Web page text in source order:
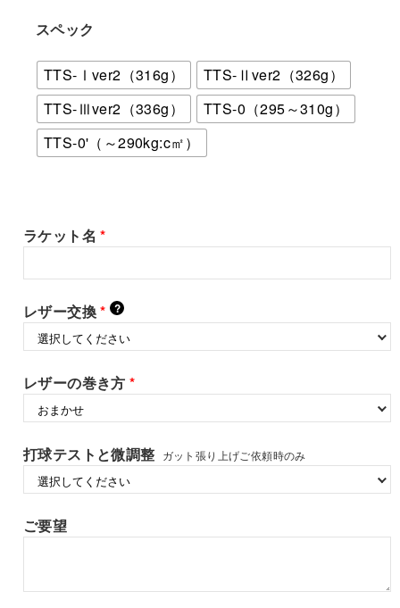
スペック
TTS-Ⅰver2（316g）
TTS-Ⅱver2（326g）
TTS-Ⅲver2（336g）
TTS-0（295～310g）
TTS-0'（～290kg:c㎡）
ラケット名 *
レザー交換* ?
レザーの巻き方 *
打球テストと微調整 ガット張り上げご依頼時のみ
ご要望